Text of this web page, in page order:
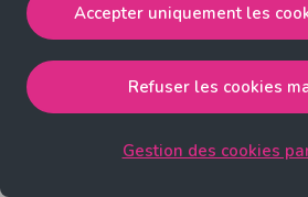
Accepter tous les cookies
strictement nécessaires,
publicité ciblée.
Accepter uniquement les
les cookies strictement nécessaires.
Accepter uniquement les
Refuser les cookies
Gestion des cookies